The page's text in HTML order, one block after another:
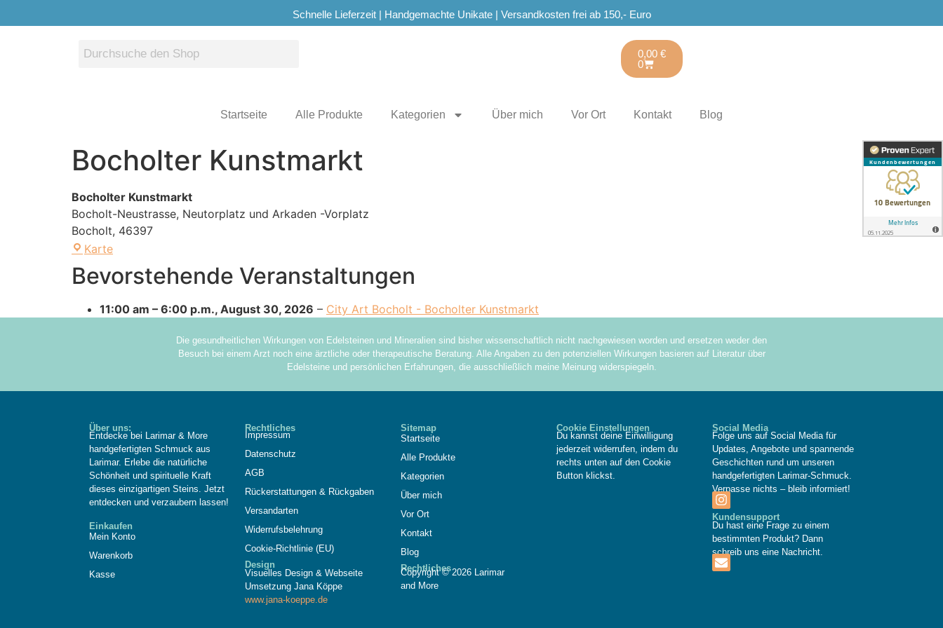
Schnelle Lieferzeit | Handgemachte Unikate | Versandkosten frei ab 150,- Euro
0,00€
0
Startseite Alle Produkte Kategorien Über mich Vor Ort Kontakt Blog
Bocholter Kunstmarkt
Bocholter Kunstmarkt
Bocholt-Neustrasse, Neutorplatz und Arkaden -Vorplatz
Bocholt, 46397
Karte
Bevorstehende Veranstaltungen
11:00 am – 6:00 p.m., August 30, 2026 – City Art Bocholt - Bocholter Kunstmarkt
Die gesundheitlichen Wirkungen von Edelsteinen und Mineralien sind bisher wissenschaftlich nicht nachgewiesen worden und ersetzen weder den
Besuch bei einem Arzt noch eine ärztliche oder therapeutische Beratung. Alle Angaben zu den potenziellen Wirkungen basieren auf Literatur über
Edelsteine und persönlichen Erfahrungen, die ausschließlich meine Meinung widerspiegeln.
Über uns:
Entdecke bei Larimar & More
handgefertigten Schmuck aus
Larimar. Erlebe die natürliche
Schönheit und spirituelle Kraft
dieses einzigartigen Steins. Jetzt
entdecken und verzaubern lassen!
Einkaufen
Mein Konto
Warenkorb
Kasse
Rechtliches
Impressum
Datenschutz
AGB
Rückerstattungen & Rückgaben
Versandarten
Widerrufsbelehrung
Cookie-Richtlinie (EU)
Design
Visuelles Design & Webseite
Umsetzung Jana Köppe
www.jana-koeppe.de
Sitemap
Startseite
Alle Produkte
Kategorien
Über mich
Vor Ort
Kontakt
Blog
Rechtliches
Copyright © 2026 Larimar
and More
Cookie Einstellungen
Du kannst deine Einwilligung
jederzeit widerrufen, indem du
rechts unten auf den Cookie
Button klickst.
Social Media
Folge uns auf Social Media für
Updates, Angebote und spannende
Geschichten rund um unseren
handgefertigten Larimar-Schmuck.
Verpasse nichts – bleib informiert!
Kundensupport
Du hast eine Frage zu einem
bestimmten Produkt? Dann
schreib uns eine Nachricht.